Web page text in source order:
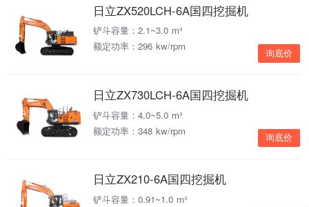
日立ZX520LCH-6A国四挖掘机
铲斗容量：2.1~3.0 m³
额定功率：296 kw/rpm
询底价
日立ZX730LCH-6A国四挖掘机
铲斗容量：4.0~5.0 m³
额定功率：348 kw/rpm
询底价
日立ZX210-6A国四挖掘机
铲斗容量：0.91~1.0 m³